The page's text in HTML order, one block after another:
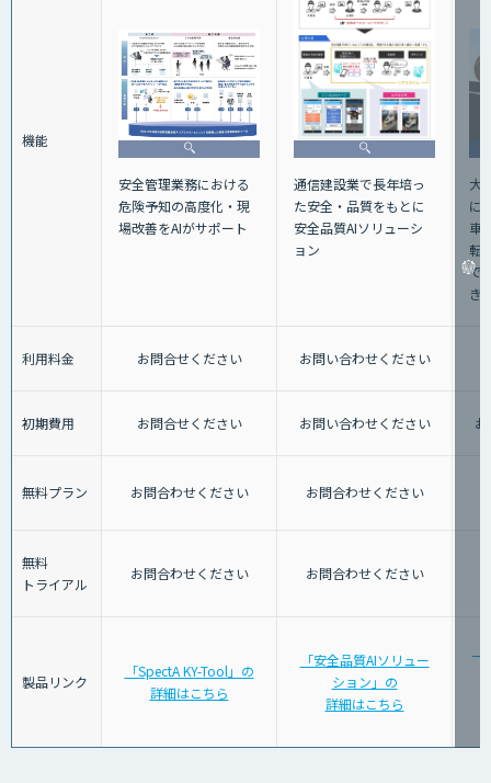
機能
安全管理業務における
危険予知の高度化・現
場改善をAIがサポート
通信建設業で長年培っ
た安全・品質をもとに
安全品質AIソリューシ
ョン
大
に
車
転
で
き
利用料金 お問合せください お問い合わせください
初期費用 お問合せください お問い合わせください
無料プラン お問合わせください お問合わせください
無料
トライアル
お問合わせください お問合わせください
製品リンク
「SpectA KY-Tool」の
詳細はこちら
「安全品質AIソリュー
ション」の
詳細はこちら